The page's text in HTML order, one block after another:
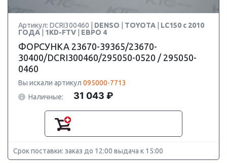
Артикул: DCRI300460 | DENSO TOYOTA
LC150 c 2010
ГОДА
1KD-FTV ЕВРО 4
ФОРСУНКА 23670-39365/23670-
30400/DCRI300460/295050-0520 / 295050-
0460
Вы искали артикул 095000-7713
Наличные:
31 043 ₽
Срок поставки: заказ до 12:00 выдача к 15:00